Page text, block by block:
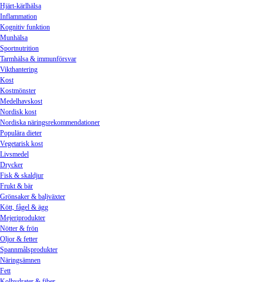
Hjärt-kärlhälsa
Inflammation
Kognitiv funktion
Munhälsa
Sportnutrition
Tarmhälsa & immunförsvar
Vikthantering
Kost
Kostmönster
Medelhavskost
Nordisk kost
Nordiska näringsrekommendationer
Populära dieter
Vegetarisk kost
Livsmedel
Drycker
Fisk & skaldjur
Frukt & bär
Grönsaker & baljväxter
Kött, fågel & ägg
Mejeriprodukter
Nötter & frön
Oljor & fetter
Spannmålsprodukter
Näringsämnen
Fett